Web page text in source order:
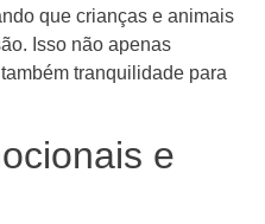
que crianças e animais
Isso não apenas
tranquilidade para
e